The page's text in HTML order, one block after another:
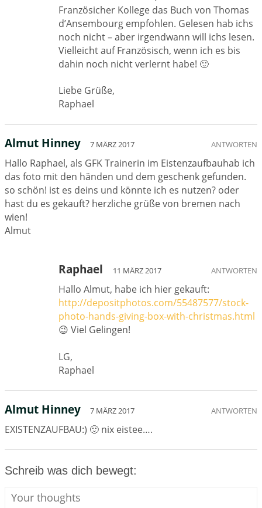
Französicher Kollege das Buch von Thomas
d’Ansembourg empfohlen. Gelesen hab ichs
noch nicht – aber irgendwann will ichs lesen.
Vielleicht auf Französisch, wenn ich es bis
dahin noch nicht verlernt habe! 🙂
Liebe Grüße,
Raphael
Almut Hinney 7 MÄRZ 2017 ANTWORTEN
Hallo Raphael, als GFK Trainerin im Eistenzaufbauhab ich
das foto mit den händen und dem geschenk gefunden.
so schön! ist es deins und könnte ich es nutzen? oder
hast du es gekauft? herzliche grüße von bremen nach
wien!
Almut
Raphael 11 MÄRZ 2017 ANTWORTEN
Hallo Almut, habe ich hier gekauft:
http://depositphotos.com/55487577/stock-
photo-hands-giving-box-with-christmas.html
😉 Viel Gelingen!
LG,
Raphael
Almut Hinney 7 MÄRZ 2017 ANTWORTEN
EXISTENZAUFBAU:) 🙂 nix eistee….
Schreib was dich bewegt: